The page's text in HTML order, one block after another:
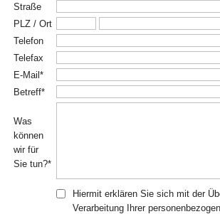
Straße
PLZ / Ort
Telefon
Telefax
E-Mail*
Betreff*
Was
können
wir für
Sie tun?*
Hiermit erklären Sie sich mit der
Verarbeitung Ihrer